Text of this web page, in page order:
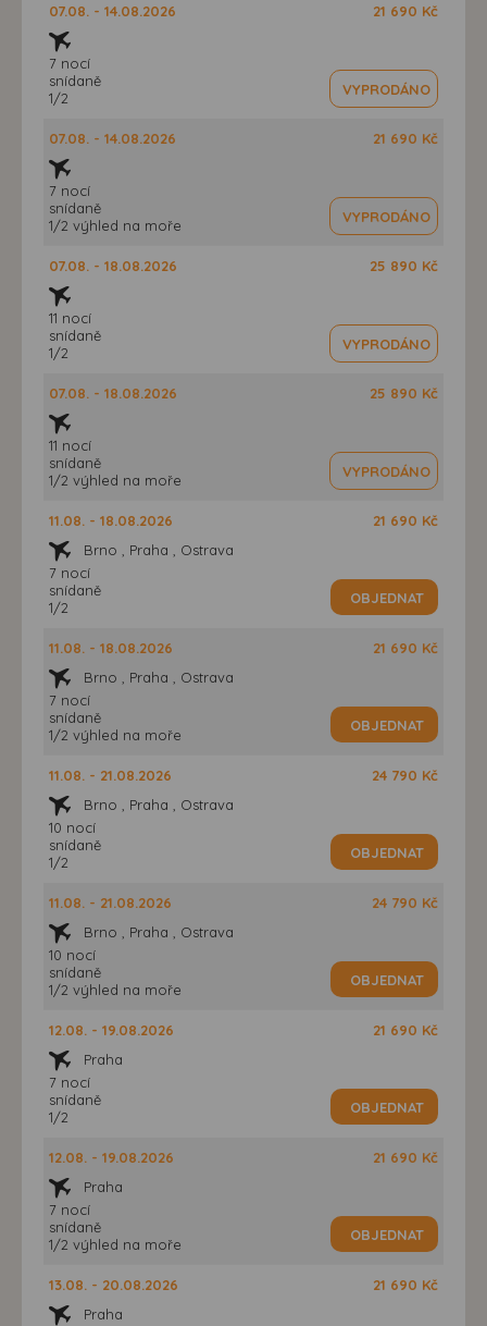
07.08. - 14.08.2026
7 nocí
snídaně
1/2
21 690 Kč
VYPRODÁNO
07.08. - 14.08.2026
7 nocí
snídaně
1/2 výhled na moře
21 690 Kč
VYPRODÁNO
07.08. - 18.08.2026
11 nocí
snídaně
1/2
25 890 Kč
VYPRODÁNO
07.08. - 18.08.2026
11 nocí
snídaně
1/2 výhled na moře
25 890 Kč
VYPRODÁNO
11.08. - 18.08.2026
Brno , Praha , Ostrava
7 nocí
snídaně
1/2
21 690 Kč
OBJEDNAT
11.08. - 18.08.2026
Brno , Praha , Ostrava
7 nocí
snídaně
1/2 výhled na moře
21 690 Kč
OBJEDNAT
11.08. - 21.08.2026
Brno , Praha , Ostrava
10 nocí
snídaně
1/2
24 790 Kč
OBJEDNAT
11.08. - 21.08.2026
Brno , Praha , Ostrava
10 nocí
snídaně
1/2 výhled na moře
24 790 Kč
OBJEDNAT
12.08. - 19.08.2026
Praha
7 nocí
snídaně
1/2
21 690 Kč
OBJEDNAT
12.08. - 19.08.2026
Praha
7 nocí
snídaně
1/2 výhled na moře
21 690 Kč
OBJEDNAT
13.08. - 20.08.2026
Praha
21 690 Kč